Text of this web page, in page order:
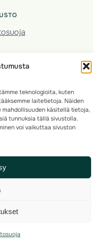
teknologioita, kuten
laitetietoja. Näiden
käsitellä tietoja,
tunnuksia tällä sivustolla.
voi vaikuttaa sivuston
00380 Helsinki, Finland
: rastilippu(a)suunnistusliitto.fi
:::Rastilipun ohjeet